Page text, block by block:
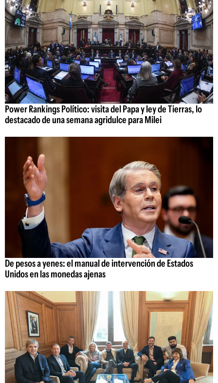
Power Rankings Político: visita del Papa y ley de Tierras, lo
destacado de una semana agridulce para Milei
De pesos a yenes: el manual de intervención de Estados
Unidos en las monedas ajenas